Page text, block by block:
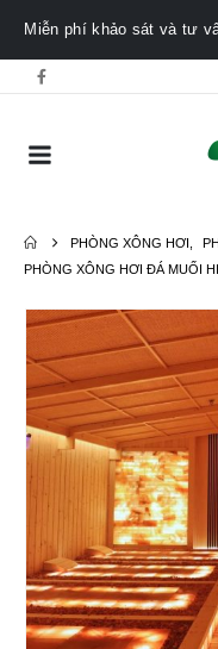
Miễn phí khảo sát và tư
PHÒNG XÔNG HƠI
PHÒNG XÔNG HƠI ĐÁ MUỐI